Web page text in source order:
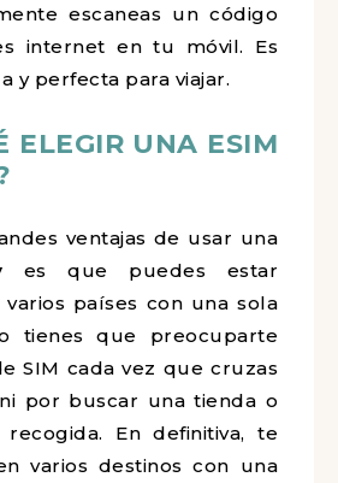
escaneas un código
internet en tu móvil. Es
y perfecta para viajar.
ELEGIR UNA ESIM
ventajas de usar una
es que puedes estar
países con una sola
tienes que preocuparte
SIM cada vez que cruzas
por buscar una tienda o
En definitiva, te
varios destinos con una